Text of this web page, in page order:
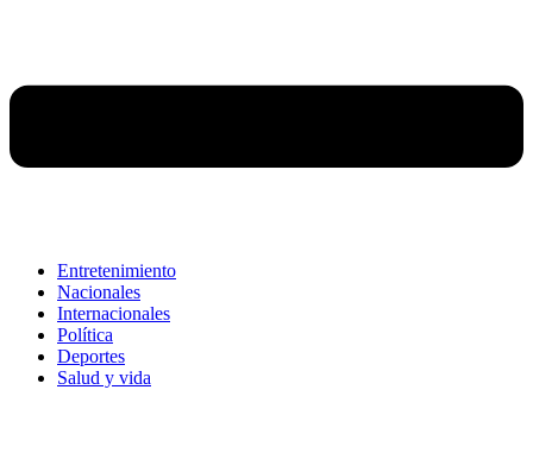
Entretenimiento
Nacionales
Internacionales
Política
Deportes
Salud y vida